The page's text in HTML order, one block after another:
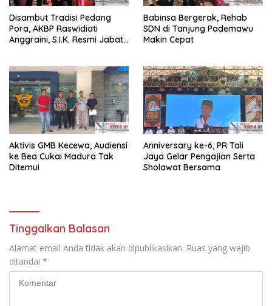
Disambut Tradisi Pedang
Pora, AKBP Raswidiati
Anggraini, S.I.K. Resmi Jabat
Babinsa Bergerak, Rehab
SDN di Tanjung Pademawu
Makin Cepat
Aktivis GMB Kecewa, Audiensi
ke Bea Cukai Madura Tak
Ditemui
Anniversary ke-6, PR Tali
Jaya Gelar Pengajian Serta
Sholawat Bersama
Tinggalkan Balasan
Alamat email Anda tidak akan dipublikasikan. Ruas yang wajib
ditandai *